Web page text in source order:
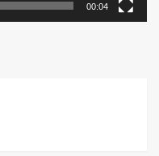
00:04